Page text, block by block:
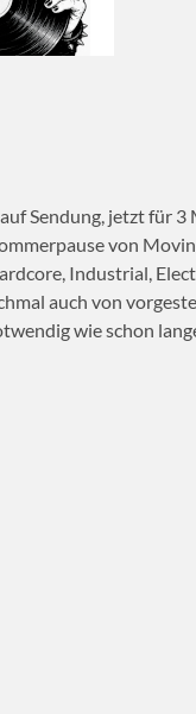
Sendung, jetzt für
von
Industrial,
auch von
wie schon